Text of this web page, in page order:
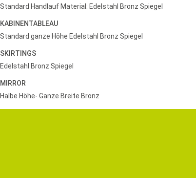
Standard Handlauf Material: Edelstahl Bronz Spiegel
KABINENTABLEAU
Standard ganze Höhe Edelstahl Bronz Spiegel
SKIRTINGS
Edelstahl Bronz Spiegel
MIRROR
Halbe Höhe- Ganze Breite Bronz